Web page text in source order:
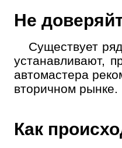
Не
Существует
устанавливают,
автомастера
вторичном рынке.
Как